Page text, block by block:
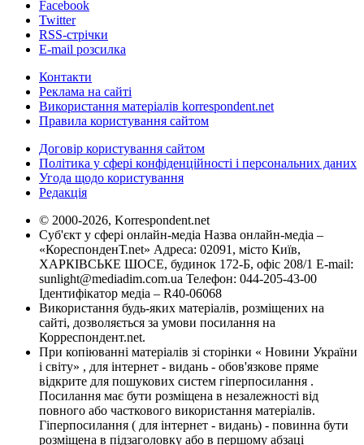
Facebook
Twitter
RSS-стрічки
E-mail розсилка
Контакти
Реклама на сайті
Використання матеріалів korrespondent.net
Правила користування сайтом
Договір користування сайтом
Політика у сфері конфіденційності і персональних даних
Угода щодо користування
Редакція
© 2000-2026, Korrespondent.net
Суб'єкт у сфері онлайн-медіа Назва онлайн-медіа –
«КореспонденТ.net» Адреса: 02091, місто Київ,
ХАРКІВСЬКЕ ШОСЕ, будинок 172-Б, офіс 208/1 E-mail:
sunlight@mediadim.com.ua Телефон: 044-205-43-00
Ідентифікатор медіа – R40-06068
Використання будь-яких матеріалів, розміщених на
сайті, дозволяється за умови посилання на
Корреспондент.net.
При копіюванні матеріалів зі сторінки « Новини України
і світу» , для інтернет - видань - обов'язкове пряме
відкрите для пошукових систем гіперпосилання .
Посилання має бути розміщена в незалежності від
повного або часткового використання матеріалів.
Гіперпосилання ( для інтернет - видань) - повинна бути
розміщена в підзаголовку або в першому абзаці